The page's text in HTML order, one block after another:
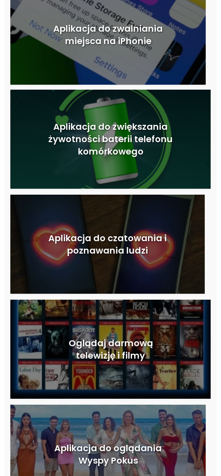
Aplikacja do zwalniania
miejsca na iPhonie
Aplikacja do zwiększania
żywotności baterii telefonu
komórkowego
Aplikacja do czatowania i
poznawania ludzi
Oglądaj darmową
telewizję i filmy
Aplikacja do oglądania
Wyspy Pokus